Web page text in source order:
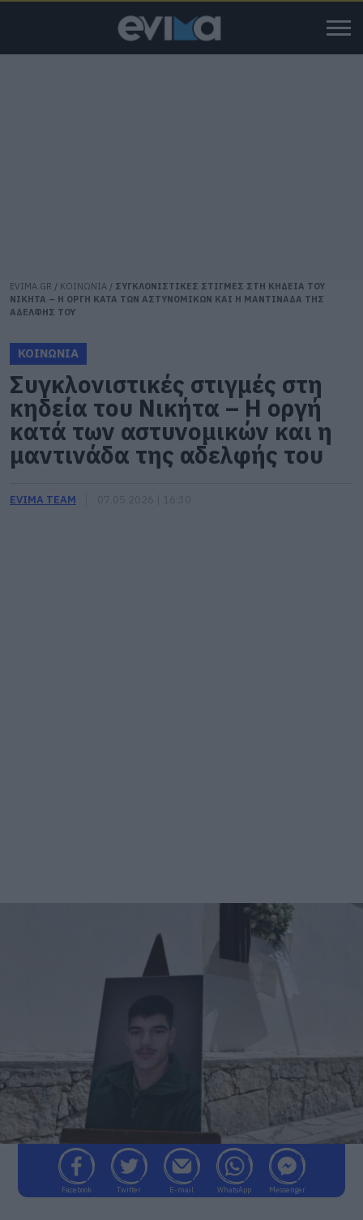
EVIMA.GR / ΚΟΙΝΩΝΙΑ / ΣΥΓΚΛΟΝΙΣΤΙΚΕΣ ΣΤΙΓΜΕΣ ΣΤΗ ΚΗΔΕΙΑ ΤΟΥ
ΝΙΚΗΤΑ – Η ΟΡΓΗ ΚΑΤΑ ΤΩΝ ΑΣΤΥΝΟΜΙΚΩΝ ΚΑΙ Η ΜΑΝΤΙΝΑΔΑ ΤΗΣ
ΑΔΕΛΦΗΣ ΤΟΥ
ΚΟΙΝΩΝΙΑ
Συγκλονιστικές στιγμές στη
κηδεία του Νικήτα – Η οργή
κατά των αστυνομικών και η
μαντινάδα της αδελφής του
EVIMA TEAM
Facebook Twitter E-mail WhatsApp Messenger